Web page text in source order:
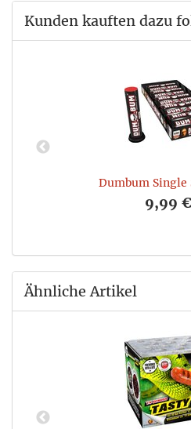
Kunden kauften dazu
Dumbum Single
9,99 €
Ähnliche Artikel